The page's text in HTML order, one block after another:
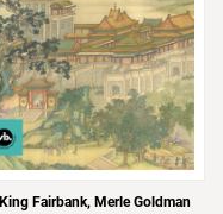
Fairbank Merle Goldman